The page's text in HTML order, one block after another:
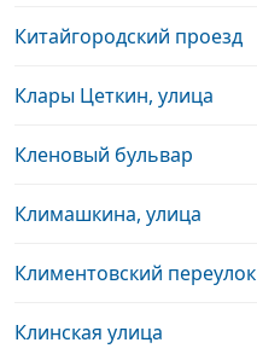
Китайгородский проезд
Клары Цеткин, улица
Кленовый бульвар
Климашкина, улица
Климентовский переулок
Клинская улица